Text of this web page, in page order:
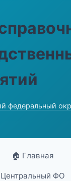
федеральный
🏠 Главная
Центральный ФО